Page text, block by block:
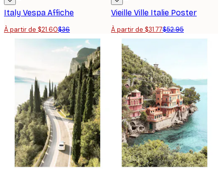
Italy Vespa Affiche
À partir de $21.60$36
Vieille Ville Italie Poster
À partir de $31.77$52.95